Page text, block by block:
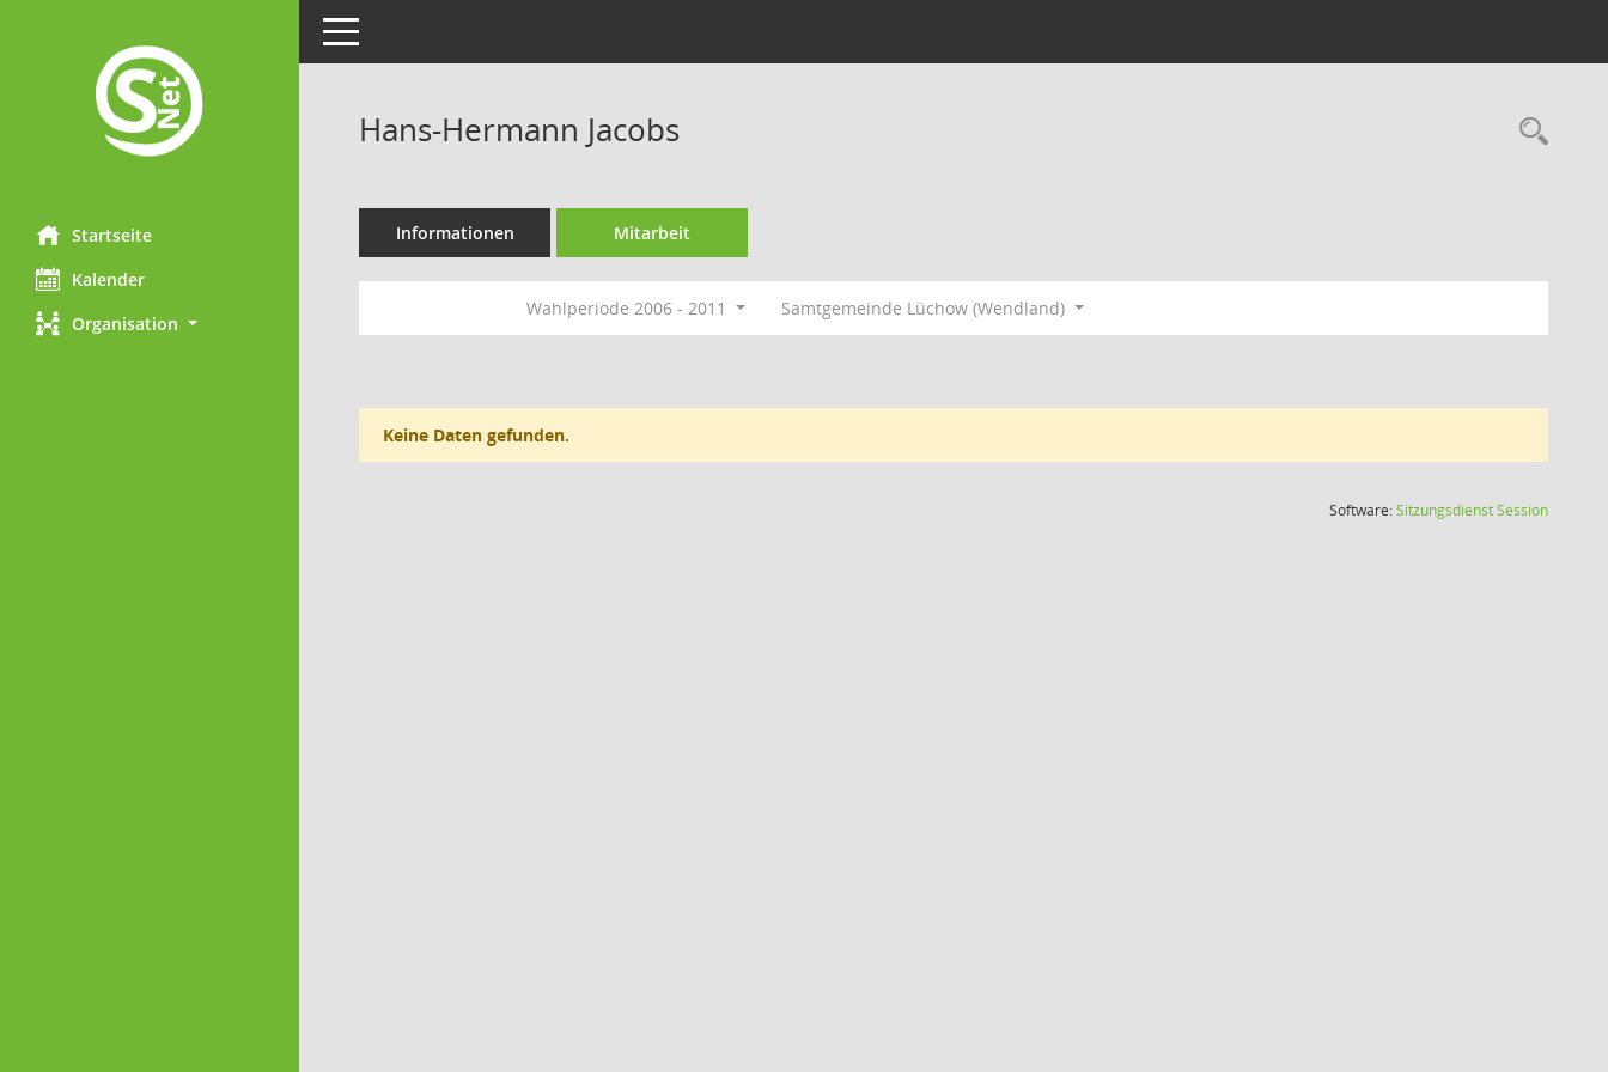
Startseite
Kalender
Organisation
Toggle navigation
Hans-Hermann Jacobs
Informationen Mitarbeit
Wahlperiode 2006 - 2011 Samtgemeinde Lüchow (Wendland)
Keine Daten gefunden.
Software:SitzungsdienstSession(Wird in